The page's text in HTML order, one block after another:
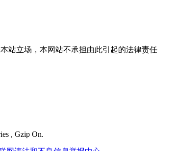
站立场，本网站不承担由此引起的法律责任
, Gzip On.